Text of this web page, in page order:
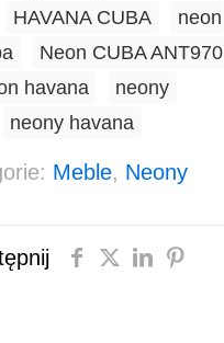
Meble, Neony
HAVANA CUBA
neon
Neon CUBA ANT970
havana
neony
neony havana